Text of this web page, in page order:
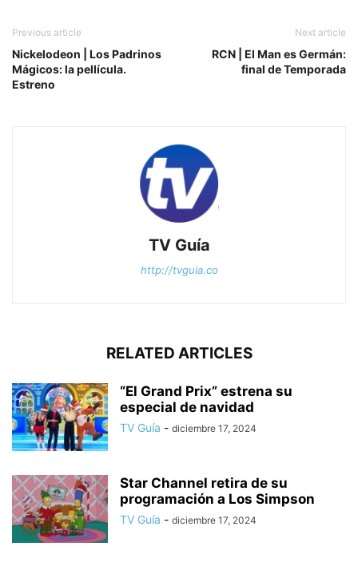
Previous article
Nickelodeon | Los Padrinos
Mágicos: la pellícula.
Estreno
Next article
RCN | El Man es Germán:
final de Temporada
TV Guía
http://tvguia.co
RELATED ARTICLES
“El Grand Prix” estrena su
especial de navidad
TV Guía - diciembre 17, 2024
Star Channel retira de su
programación a Los Simpson
TV Guía - diciembre 17, 2024